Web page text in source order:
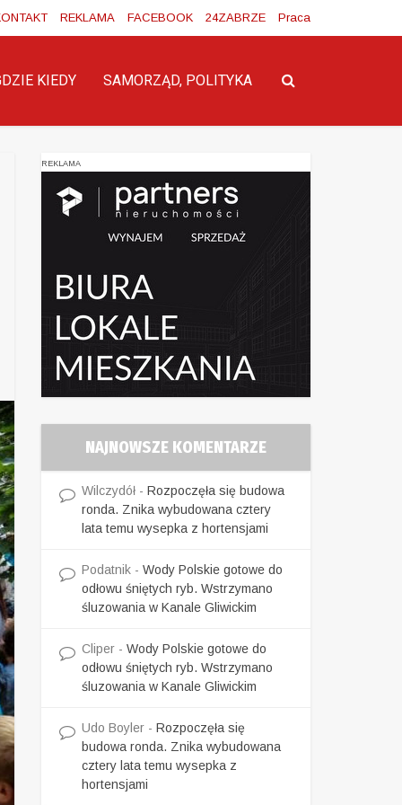
REKLAMA FACEBOOK 24ZABRZE Praca
KIEDY SAMORZĄD, POLITYKA
REKLAMA
NAJNOWSZE KOMENTARZE
Wilczydół - Rozpoczęła się budowa
ronda. Znika wybudowana cztery
lata temu wysepka z hortensjami
Podatnik - Wody Polskie gotowe do
odłowu śniętych ryb. Wstrzymano
śluzowania w Kanale Gliwickim
Cliper - Wody Polskie gotowe do
odłowu śniętych ryb. Wstrzymano
śluzowania w Kanale Gliwickim
Udo Boyler - Rozpoczęła się
budowa ronda. Znika wybudowana
cztery lata temu wysepka z
hortensjami